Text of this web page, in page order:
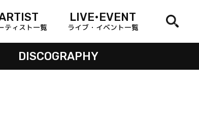
ティスト一覧
LIVE•EVENT
ライブ・イベント一覧
DISCOGRAPHY